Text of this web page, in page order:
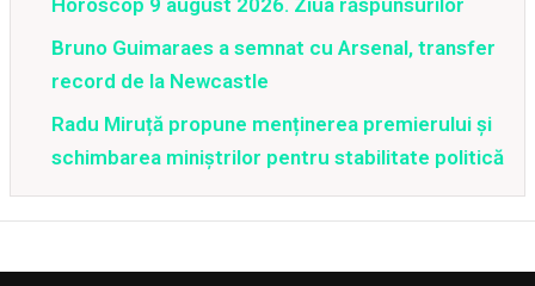
Bruno Guimaraes a semnat cu Arsenal, transfer
record de la Newcastle
Radu Miruță propune menținerea premierului și
schimbarea miniștrilor pentru stabilitate politică